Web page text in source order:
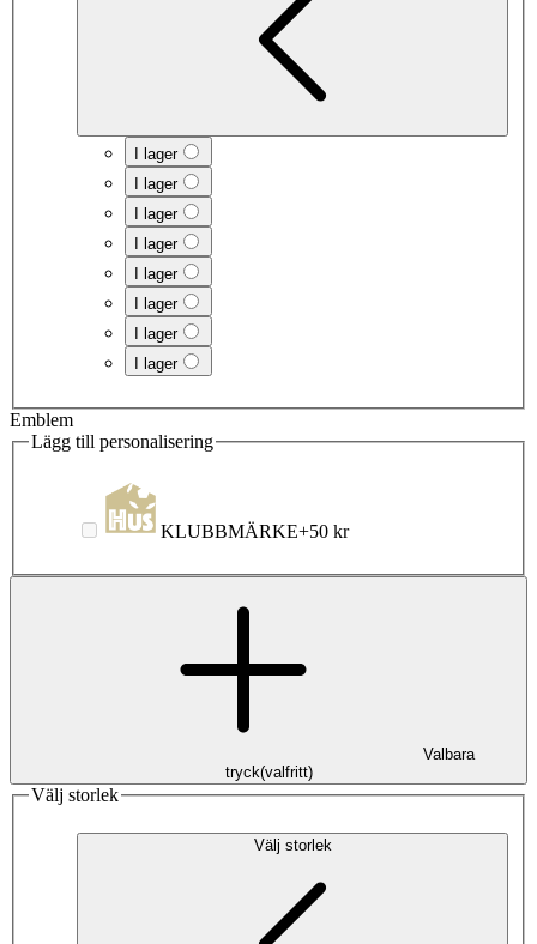
I lager
I lager
I lager
I lager
I lager
I lager
I lager
I lager
Emblem
Lägg till personalisering
KLUBBMÄRKE+50 kr
Valbara
tryck(valfritt)
Välj storlek
Välj storlek